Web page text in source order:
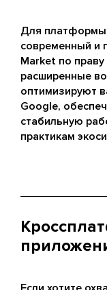
Для
современный и
Market по
расширенные
оптимизируют
Google,
стабильную
практикам